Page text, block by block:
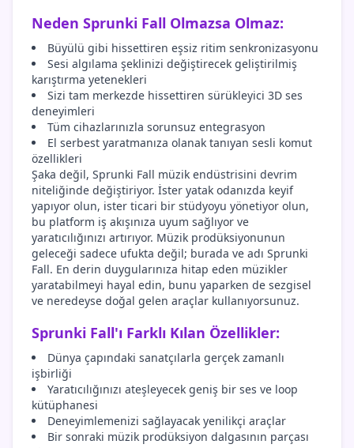
Neden Sprunki Fall Olmazsa Olmaz:
Büyülü gibi hissettiren eşsiz ritim senkronizasyonu
Sesi algılama şeklinizi değiştirecek geliştirilmiş
karıştırma yetenekleri
Sizi tam merkezde hissettiren sürükleyici 3D ses
deneyimleri
Tüm cihazlarınızla sorunsuz entegrasyon
El serbest yaratmanıza olanak tanıyan sesli komut
özellikleri
Şaka değil, Sprunki Fall müzik endüstrisini devrim
niteliğinde değiştiriyor. İster yatak odanızda keyif
yapıyor olun, ister ticari bir stüdyoyu yönetiyor olun,
bu platform iş akışınıza uyum sağlıyor ve
yaratıcılığınızı artırıyor. Müzik prodüksiyonunun
geleceği sadece ufukta değil; burada ve adı Sprunki
Fall. En derin duygularınıza hitap eden müzikler
yaratabilmeyi hayal edin, bunu yaparken de sezgisel
ve neredeyse doğal gelen araçlar kullanıyorsunuz.
Sprunki Fall'ı Farklı Kılan Özellikler:
Dünya çapındaki sanatçılarla gerçek zamanlı
işbirliği
Yaratıcılığınızı ateşleyecek geniş bir ses ve loop
kütüphanesi
Deneyimlemenizi sağlayacak yenilikçi araçlar
Bir sonraki müzik prodüksiyon dalgasının parçası